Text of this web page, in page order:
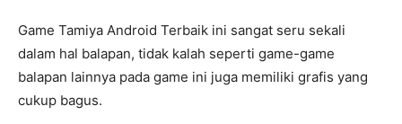
Game Tamiya Android Terbaik ini sangat seru sekali
dalam hal balapan, tidak kalah seperti game-game
balapan lainnya pada game ini juga memiliki grafis yang
cukup bagus.